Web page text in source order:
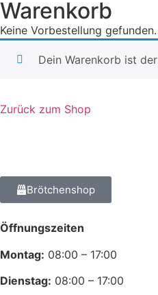
Warenkorb
Keine Vorbestellung gefunden.
Dein Warenkorb ist
Zurück zum Shop
Brötchenshop
Öffnungszeiten
Montag: 08:00 – 17:00
Dienstag: 08:00 – 17:00